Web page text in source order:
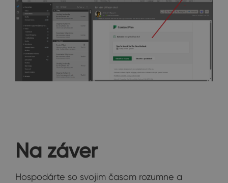
Na záver
Hospodárte so svojim časom rozumne a